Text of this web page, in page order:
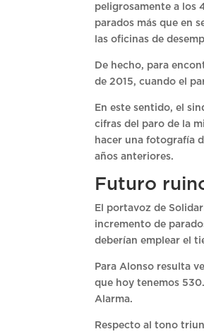
peligrosamente a los
parados más que en
las oficinas de
De hecho, para
de 2015, cuando el
En este sentido, el
cifras del paro de la
hacer una fotografía
años anteriores.
Futuro
El portavoz de
incremento de
deberían emplear el
Para Alonso resulta
que hoy tenemos
Alarma.
Respecto al tono